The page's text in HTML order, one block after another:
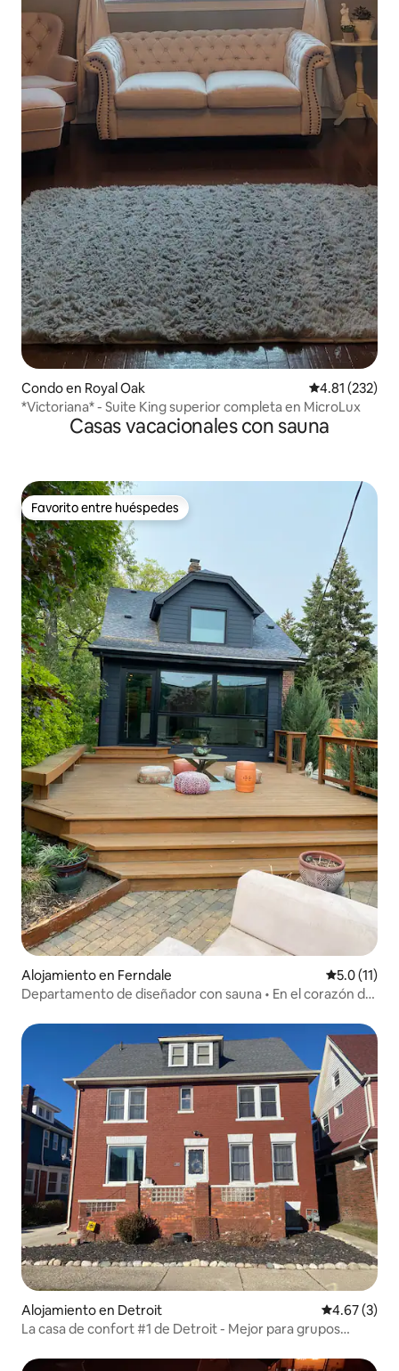
Condo en Royal Oak Calificación
4.81 (232)
*Victoriana* - Suite King superior completa en MicroLux
Casas vacacionales con sauna
Favorito entre huéspedes
Favorito entre huéspedes
Alojamiento en Ferndale Calificación
5.0 (11)
Departamento de diseñador con sauna • En el corazón de
Alojamiento en Detroit Calificación
4.67 (3)
La casa de confort #1 de Detroit - Mejor para grupos